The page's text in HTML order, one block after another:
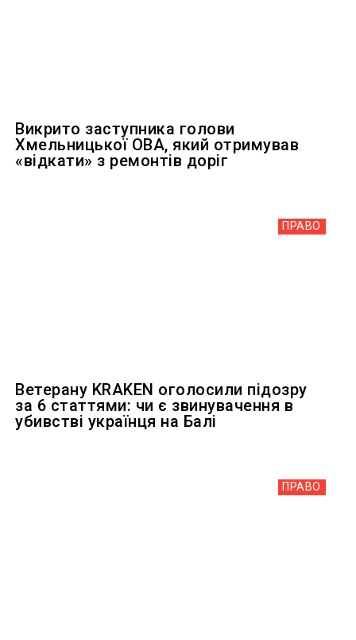
Викрито заступника голови
Хмельницької ОВА, який отримував
«відкати» з ремонтів доріг
ПРАВО
Ветерану KRAKEN оголосили підозру
за 6 статтями: чи є звинувачення в
убивстві українця на Балі
ПРАВО